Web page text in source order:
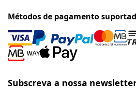
Métodos de pagamento
Subscreva a nossa